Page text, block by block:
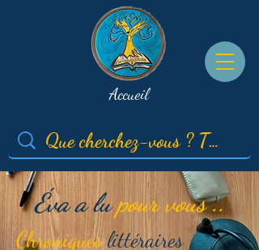
Accueil
Éva a lupour vous ..
Chroniqueslittéraires